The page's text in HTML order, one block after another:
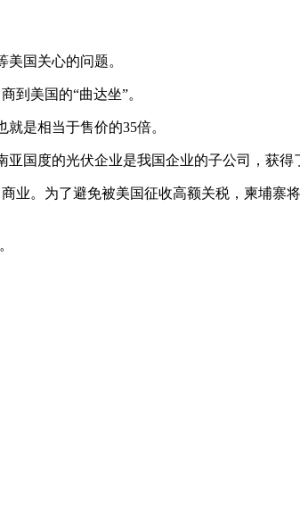
国关心的问题。
美国的“曲达坐”。
是相当于售价的35倍。
国度的光伏企业是我国企业的子公司，获得
。为了避免被美国征收高额关税，柬埔寨